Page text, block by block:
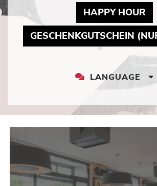
HAPPY HOUR
GESCHENKGUTSCHEIN
LANGUAGE